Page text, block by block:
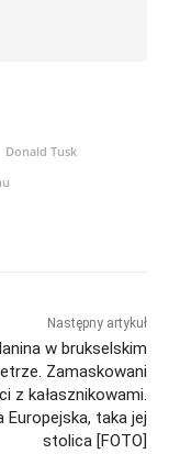
Donald Tusk
Następny artykuł
w brukselskim
Zamaskowani
z kałasznikowami.
Europejska, taka jej
stolica [FOTO]